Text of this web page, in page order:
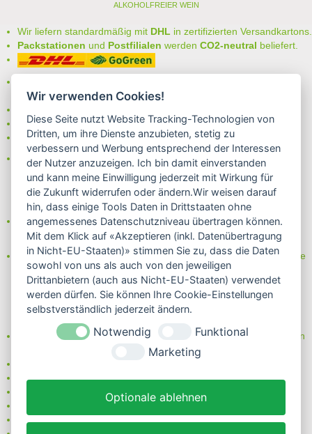
ALKOHOLFREIER WEIN
Wir liefern standardmäßig mit DHL in zertifizierten Versandkartons.
Packstationen und Postfilialen werden CO2-neutral beliefert.
auswählen:
- Rechnung
- Lastschrift/Bankeinzug
Das Internetsiegel "GEPRÜFTER SHOP – Sicher einkaufen":
Partner von:
Wine in Moderation - bewußt genießen
Erfahren Sie mehr über Biowein in unserem Blog oder Folgen Sie
uns!
Blog
Facebook
Instagram
Neben einem ausgesuchten Sortiment an Biowein, Biospirituosen
und Biofeinkost bieten wir Ihnen u.a. folgende
nur 5,79 EUR Versand (DE)
ab 95 EUR frei Haus (DE)
14 Tage Rückgaberecht
sichere Zahlung
Wir verwenden Cookies!
Diese Seite nutzt Website Tracking-Technologien von
Dritten, um ihre Dienste anzubieten, stetig zu
verbessern und Werbung entsprechend der Interessen
der Nutzer anzuzeigen. Ich bin damit einverstanden
und kann meine Einwilligung jederzeit mit Wirkung für
die Zukunft widerrufen oder ändern.Wir weisen darauf
hin, dass einige Tools Daten in Drittstaaten ohne
angemessenes Datenschutzniveau übertragen können.
Mit dem Klick auf «Akzeptieren (inkl. Datenübertragung
in Nicht-EU-Staaten)» stimmen Sie zu, dass die Daten
sowohl von uns als auch von den jeweiligen
Drittanbietern (auch aus Nicht-EU-Staaten) verwendet
werden dürfen. Sie können Ihre Cookie-Einstellungen
selbstverständlich jederzeit ändern.
Notwendig
Funktional
Marketing
Optionale ablehnen